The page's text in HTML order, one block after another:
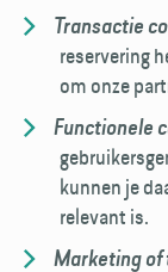
Transactie
reservering
om onze
Functionele
kunnen je
relevant is.
Marketing of